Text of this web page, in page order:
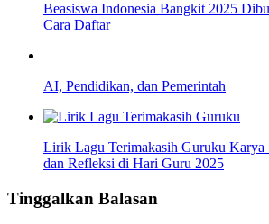
Beasiswa Indonesia Bangkit 2025
Cara Daftar
AI, Pendidikan, dan Pemerintah
Lirik Lagu Terimakasih Guruku Karya
dan Refleksi di Hari Guru 2025
Tinggalkan Balasan